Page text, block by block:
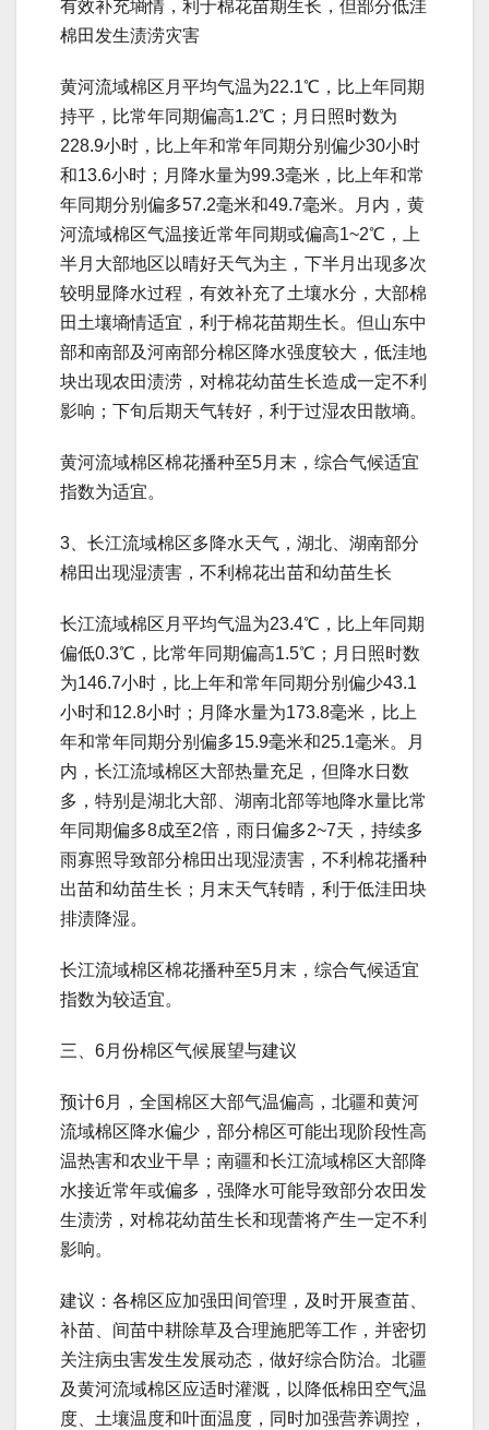
有效补充墒情，利于棉花苗期生长，但部分低洼
棉田发生渍涝灾害
黄河流域棉区月平均气温为22.1℃，比上年同期
持平，比常年同期偏高1.2℃；月日照时数为
228.9小时，比上年和常年同期分别偏少30小时
和13.6小时；月降水量为99.3毫米，比上年和常
年同期分别偏多57.2毫米和49.7毫米。月内，黄
河流域棉区气温接近常年同期或偏高1~2℃，上
半月大部地区以晴好天气为主，下半月出现多次
较明显降水过程，有效补充了土壤水分，大部棉
田土壤墒情适宜，利于棉花苗期生长。但山东中
部和南部及河南部分棉区降水强度较大，低洼地
块出现农田渍涝，对棉花幼苗生长造成一定不利
影响；下旬后期天气转好，利于过湿农田散墒。
黄河流域棉区棉花播种至5月末，综合气候适宜
指数为适宜。
3、长江流域棉区多降水天气，湖北、湖南部分
棉田出现湿渍害，不利棉花出苗和幼苗生长
长江流域棉区月平均气温为23.4℃，比上年同期
偏低0.3℃，比常年同期偏高1.5℃；月日照时数
为146.7小时，比上年和常年同期分别偏少43.1
小时和12.8小时；月降水量为173.8毫米，比上
年和常年同期分别偏多15.9毫米和25.1毫米。月
内，长江流域棉区大部热量充足，但降水日数
多，特别是湖北大部、湖南北部等地降水量比常
年同期偏多8成至2倍，雨日偏多2~7天，持续多
雨寡照导致部分棉田出现湿渍害，不利棉花播种
出苗和幼苗生长；月末天气转晴，利于低洼田块
排渍降湿。
长江流域棉区棉花播种至5月末，综合气候适宜
指数为较适宜。
三、6月份棉区气候展望与建议
预计6月，全国棉区大部气温偏高，北疆和黄河
流域棉区降水偏少，部分棉区可能出现阶段性高
温热害和农业干旱；南疆和长江流域棉区大部降
水接近常年或偏多，强降水可能导致部分农田发
生渍涝，对棉花幼苗生长和现蕾将产生一定不利
影响。
建议：各棉区应加强田间管理，及时开展查苗、
补苗、间苗中耕除草及合理施肥等工作，并密切
关注病虫害发生发展动态，做好综合防治。北疆
及黄河流域棉区应适时灌溉，以降低棉田空气温
度、土壤温度和叶面温度，同时加强营养调控，